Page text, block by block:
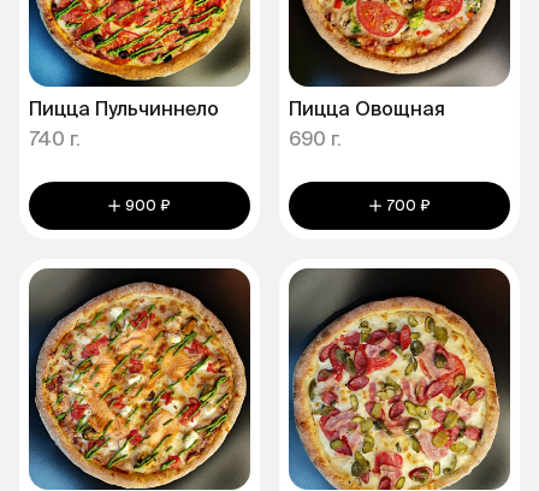
Пицца Пульчиннело
740 г.
900 ₽
Пицца Овощная
690 г.
700 ₽